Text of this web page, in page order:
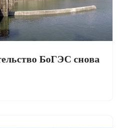
БоГЭС снова